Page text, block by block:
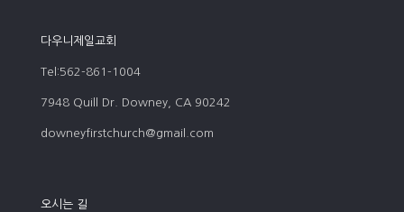
다우니제일교회
Tel:562-861-1004
7948 Quill Dr. Downey, CA 90242
downeyfirstchurch@gmail.com
오시는 길